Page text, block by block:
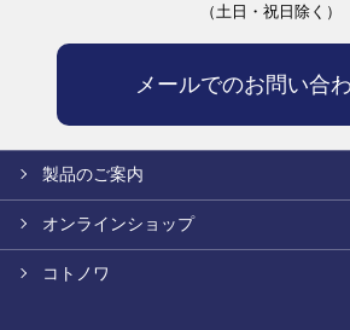
（土日・祝日除く）
メールでのお問い合
製品のご案内
オンラインショップ
コトノワ